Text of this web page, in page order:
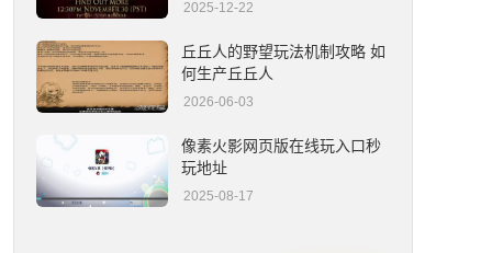
2025-12-22
丘丘人的野望玩法机制攻略 如
何生产丘丘人
2026-06-03
像素火影网页版在线玩入口秒
玩地址
2025-08-17